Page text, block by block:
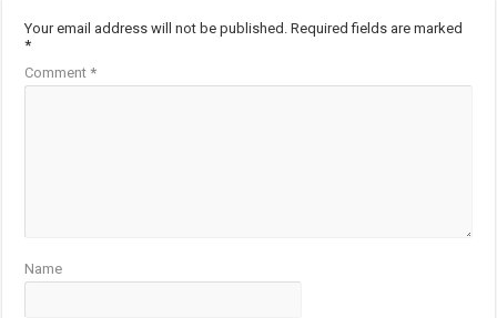
Your email address will not be published. Required fields are marked
*
Comment*
Name